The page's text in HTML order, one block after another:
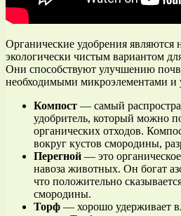
Органические удобрения являются
экологически чистым вариантом
Они способствуют улучшению
необходимыми микроэлементами и
Компост — самый
удобритель, который можно
органических отходов.
вокруг кустов смородины,
Перегной — это
навоза животных. Он богат
что положительно
смородины.
Торф — хорошо удерживает